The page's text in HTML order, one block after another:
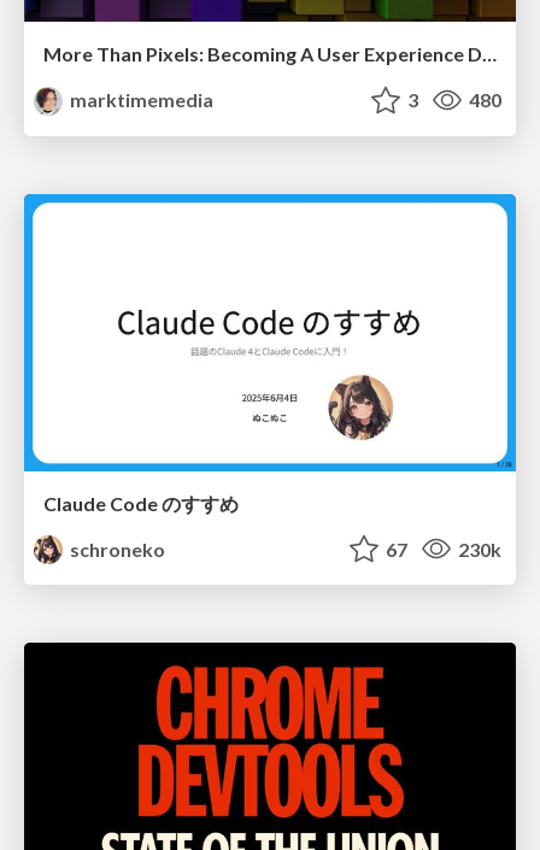
More Than Pixels: Becoming A User Experience Designer
marktimemedia
3 480
Claude Code のすすめ
schroneko
67 230k